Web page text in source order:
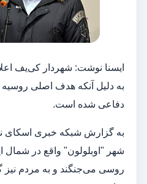
ایسنا نوشت: شهردار کی‌یف
به دلیل آنکه هدف اصلی روسیه
دفاعی شده است.
به گزارش شبکه خبری اسکای
شهر "اوبلولون" واقع در شمال
روسی می‌جنگند و به مردم نیز